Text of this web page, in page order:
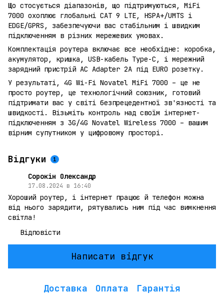
Що стосується діапазонів, що підтримуються, MiFi
7000 охоплює глобальні CAT 9 LTE, HSPA+/UMTS і
EDGE/GPRS, забезпечуючи вас стабільним і швидким
підключенням в різних мережевих умовах.
Комплектація роутера включає все необхідне: коробка,
акумулятор, кришка, USB-кабель Type-C, і мережний
зарядний пристрій AC Adapter 2A під EURO розетку.
У результаті, 4G Wi-Fi Novatel MiFi 7000 – це не
просто роутер, це технологічний союзник, готовий
підтримати вас у світі безпрецедентної зв'язності та
швидкості. Візьміть контроль над своїм інтернет-
підключенням з 3G/4G Novatel Wireless 7000 – вашим
вірним супутником у цифровому просторі.
Відгуки 1
Сорокін Олександр
17.08.2024 в 16:40
Хороший роутер, і інтернет працює й телефон можна
від нього зарядити, рятувались ним під час вимкнення
світла!
Відповісти
Написати відгук
Доставка Оплата Гарантія